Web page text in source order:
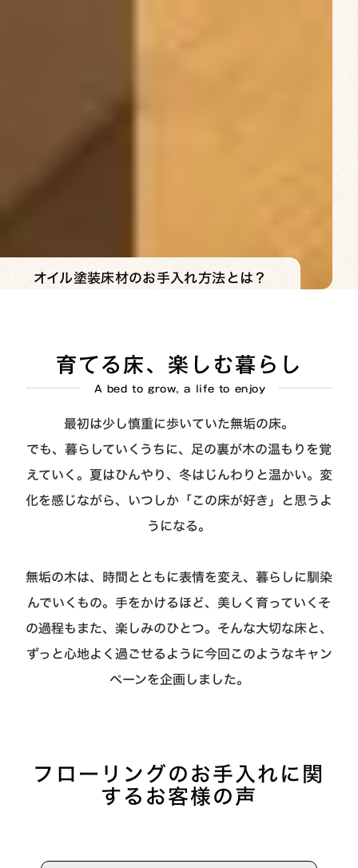
オイル塗装床材のお手入れ方法とは？
育てる床、楽しむ暮らし
A bed to grow, a life to enjoy
最初は少し慎重に歩いていた無垢の床。
でも、暮らしていくうちに、足の裏が木の温もりを覚
えていく。夏はひんやり、冬はじんわりと温かい。変
化を感じながら、いつしか「この床が好き」と思うよ
うになる。
無垢の木は、時間とともに表情を変え、暮らしに馴染
んでいくもの。手をかけるほど、美しく育っていくそ
の過程もまた、楽しみのひとつ。そんな大切な床と、
ずっと心地よく過ごせるように今回このようなキャン
ペーンを企画しました。
フローリングのお手入れに関
するお客様の声